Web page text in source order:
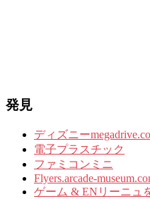
発見
ディズニー
電子プラスチック
ファミコンミニ
Flyers.arcade-
ゲーム & ENリーニュ